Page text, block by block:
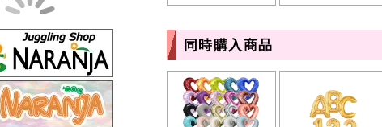
同時購入商品